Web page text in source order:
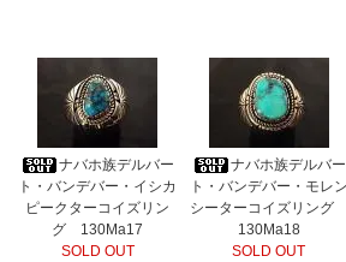
ナバホ族デルバー
ト・バンデバー・イシカ
ピークターコイズリン
グ 130Ma17
SOLD OUT
ナバホ族デルバー
ト・バンデバー・モレン
シーターコイズリング
130Ma18
SOLD OUT